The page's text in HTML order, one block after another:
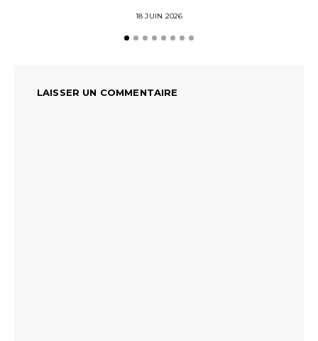
18 JUIN 2026
LAISSER UN COMMENTAIRE